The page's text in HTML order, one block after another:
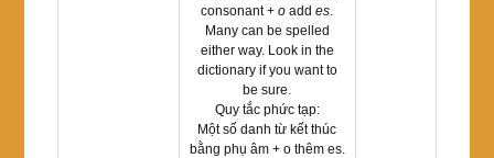
consonant +o addes.
Many can be spelled
either way. Look in the
dictionary if you want to
be sure.
Quy tắc phức tạp:
Một số danh từ kết thúc
bằng phụ âm + o thêm es.